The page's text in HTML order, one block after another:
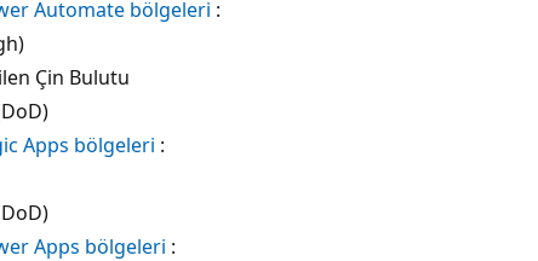
Automate bölgeleri :
Çin Bulutu
Apps bölgeleri :
Apps bölgeleri :